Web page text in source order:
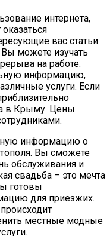
интернета,
вас статьи
можете изучать
на работе.
информацию,
услуги. Если
в Крыму. Цены
информацию о
Вы сможете
обслуживания и
свадьба – это мечта
готовы
для приезжих.
местные модные